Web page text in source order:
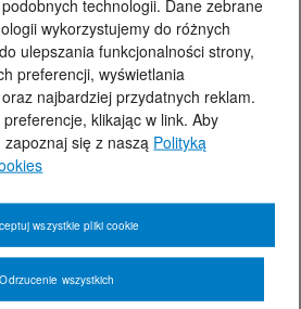
technologii. Dane zebrane
wykorzystujemy do różnych
ulepszania funkcjonalności strony,
preferencji, wyświetlania
najbardziej przydatnych reklam.
klikając w link. Aby
się z naszą Polityką
Odrzucenie wszystkich
wszystkie pliki cookie